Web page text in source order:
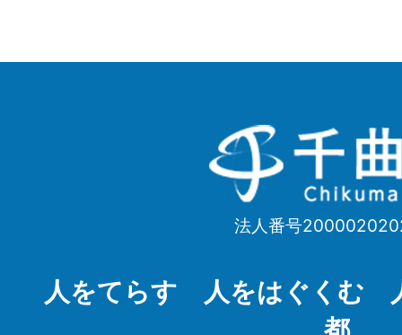
千
曲
Chikuma
法人番号
人をてらす 人をはぐくむ